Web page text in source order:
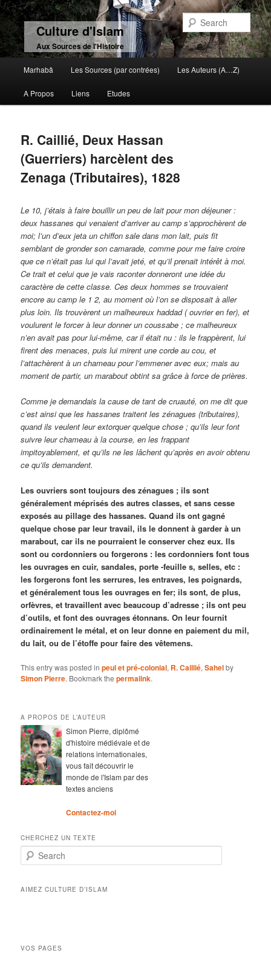
Culture d'Islam
Aux Sources de l'Histoire
Skip to primary content
Skip to secondary content
Marhabâ Les Sources (par contrées) Les Auteurs (A…Z)
A Propos Liens Etudes
R. Caillié, Deux Hassan
(Guerriers) harcèlent des
Zenaga (Tributaires), 1828
Le 10, j’étais à faire bouillir un peu de lait pour mon déjeuner :
deux hassanes qui venaient d’arriver au camp s’approchèrent de
moi; l’un d’eux jeta un chiffon sale dans mon lait, puis fit
semblant de gronder son camarade, comme pour me faire croire
que ce n’était pas lui qui l’avait jeté, et qu’il prenait intérêt à moi.
Ce trait et celui que je vais raconter donneront une idée du
caractère de cette classe. Ces deux hommes se trouvaient
encore au camp le 1 2, au moment où l’on se disposait à aller
plus loin. Ils trouvèrent un malheureux haddad ( ouvrier en fer), et
voulurent le forcer à leur donner un coussabe ; ce malheureux
n’en avait pas pour lui-même, car il était nu : ils le frappèrent, lui
firent des menaces, puis lui mirent une corde au cou, et
l’attachèrent à un chameau pour l’emmener avec eux; mais au
moment de partir, un marabout obtint sa grâce à force de prières.
Comme je demandais la cause de tant de cruauté, on me dit que
c’est ainsi que les hassanes traitent les zénagues (tributaires),
quand ils veulent leur extorquer quelque chose ; qu’ils leur font
suivre leur chameau à la course, en les frappant
impitoyablement, et qu’ils ne les lâchent qu’après en avoir obtenu
ce qu’ils demandent.
Les ouvriers sont toujours des zénagues ; ils sont
généralement méprisés des autres classes, et sans cesse
exposés au pillage des hassanes. Quand ils ont gagné
quelque chose par leur travail, ils le donnent à garder à un
marabout, car ils ne pourraient le conserver chez eux. Ils
sont ou cordonniers ou forgerons : les cordonniers font tous
les ouvrages en cuir, sandales, porte -feuille s, selles, etc :
les forgerons font les serrures, les entraves, les poignards,
et généralement tous les ouvrages en fer; ils sont, de plus,
orfèvres, et travaillent avec beaucoup d’adresse ; ils ont peu
d’outils, et font des ouvrages étonnans. On leur fournit
ordinairement le métal, et on leur donne en paiement du mil,
du lait, ou de l’étoffe pour faire des vêtemens.
This entry was posted inpeul et pré-colonial, R. Caillié,Sahelby
Simon Pierre. Bookmark thepermalink.
A PROPOS DE L’AUTEUR
Simon Pierre, diplômé
d'histoire médiévale et de
relations internationales,
vous fait découvrir le
monde de l'Islam par des
textes anciens
Contactez-moi
CHERCHEZ UN TEXTE
Search
AIMEZ CULTURE D’ISLAM
VOS PAGES